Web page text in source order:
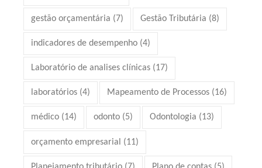
gestão orçamentária (7) Gestão Tributária (8)
indicadores de desempenho (4)
Laboratório de analises clínicas (17)
laboratórios (4) Mapeamento de Processos (16)
médico (14) odonto (5) Odontologia (13)
orçamento empresarial (11)